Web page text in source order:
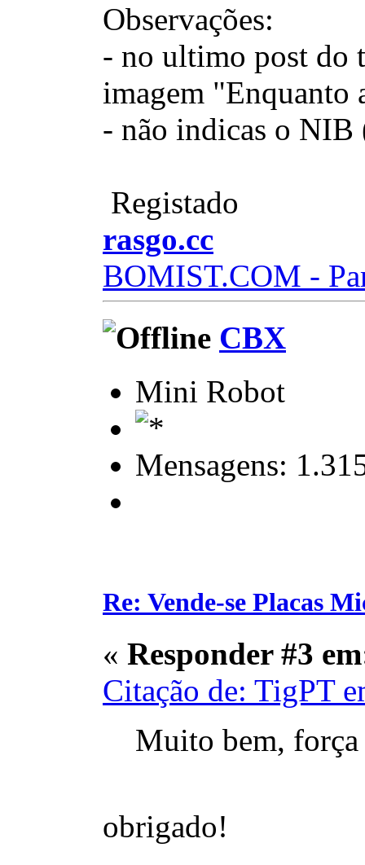
Observações:
- no ultimo post do
imagem "Enquanto
- não indicas o NIB
Registado
rasgo.cc
BOMIST.COM -
CBX
Mini Robot
Mensagens:
Re: Vende-se Placas
« Responder #3
Citação de: TigPT
Muito bem,
obrigado!